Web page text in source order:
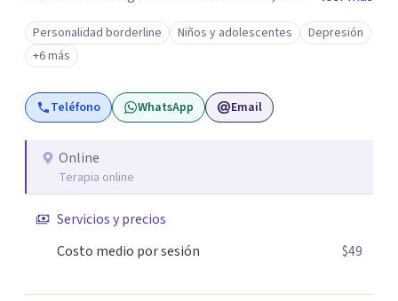
privilegio de colaborar en comunidades como Olivar del
Conde y Xochimilco, lo que me permitió conocer diversas
realidades y necesidades.
Personalidad borderline Niños y adolescentes
Depresión
+6 más
Teléfono WhatsApp Email
Online
Terapia online
Servicios y precios
Costo medio por sesión
$49